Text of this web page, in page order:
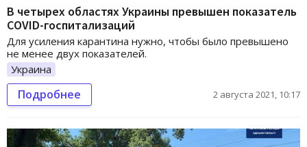
В четырех областях Украины превышен показатель
СOVID-госпитализаций
Для усиления карантина нужно, чтобы было превышено
не менее двух показателей.
Украина
Подробнее 2 августа 2021, 10:17